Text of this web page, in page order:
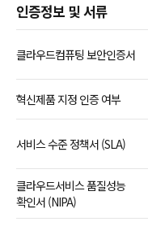
인증정보 및 서류
클라우드컴퓨팅 보안인증서
혁신제품 지정 인증 여부
서비스 수준 정책서 (SLA)
클라우드서비스 품질성능
확인서 (NIPA)